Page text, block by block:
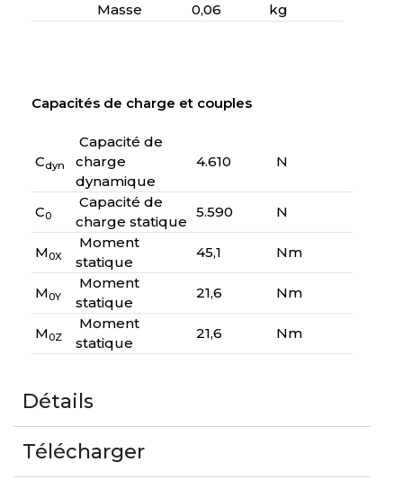
Masse
0,06 kg
Capacités de charge et couples
Cdyn
Capacité de
charge
dynamique
4.610 N
C0
Capacité de
charge statique
5.590 N
M0X
Moment
statique
45,1 Nm
M0Y
Moment
statique
21,6 Nm
M0Z
Moment
statique
21,6 Nm
Détails
Télécharger